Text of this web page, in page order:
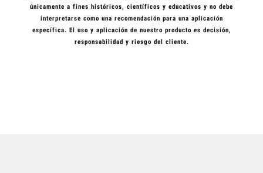
únicamente a fines históricos, científicos y educativos y no debe
interpretarse como una recomendación para una aplicación
específica. El uso y aplicación de nuestro producto es decisión,
responsabilidad y riesgo del cliente.